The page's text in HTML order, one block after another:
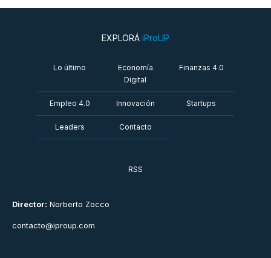
Director: Norberto Zocco
contacto@iproup.com
EXPLORÁ iProUP
Lo último
Economía
Digital
Finanzas 4.0
Empleo 4.0 Innovación Startups
Leaders Contacto
RSS